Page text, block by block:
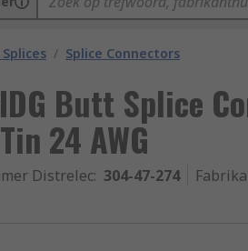
/ Splice Connectors
Butt Splice
24 AWG
Distrelec: 304-47-274